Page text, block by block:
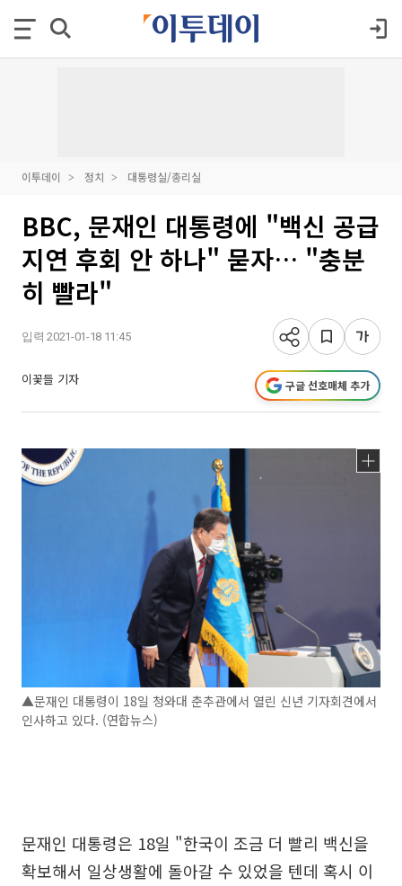
이투데이 정치 대통령실/총리실
BBC, 문재인 대통령에 "백신 공급
지연 후회 안 하나" 묻자… "충분
히 빨라"
입력 2021-01-18 11:45
이꽃들 기자 구글 선호매체 추가
▲문재인 대통령이 18일 청와대 춘추관에서 열린 신년 기자회견에서
인사하고 있다. (연합뉴스)
문재인 대통령은 18일 "한국이 조금 더 빨리 백신을
확보해서 일상생활에 돌아갈 수 있었을 텐데 혹시 이